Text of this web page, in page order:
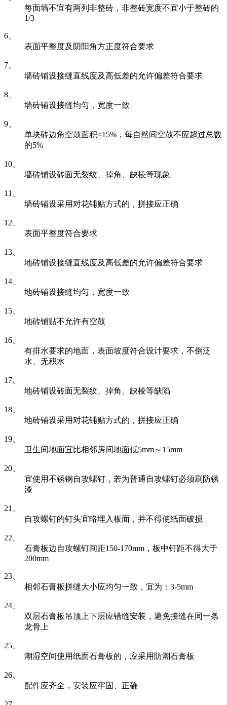
每面墙不宜有两列非整砖，非整砖宽度不宜小于整砖的
1/3
6、
表面平整度及阴阳角方正度符合要求
7、
墙砖铺设接缝直线度及高低差的允许偏差符合要求
8、
墙砖铺设接缝均匀，宽度一致
9、
单块砖边角空鼓面积≤15%，每自然间空鼓不应超过总数
的5%
10、
墙砖铺设砖面无裂纹、掉角、缺棱等现象
11、
墙砖铺设采用对花铺贴方式的，拼接应正确
12、
表面平整度符合要求
13、
地砖铺设接缝直线度及高低差的允许偏差符合要求
14、
地砖铺设接缝均匀，宽度一致
15、
地砖铺贴不允许有空鼓
16、
有排水要求的地面，表面坡度符合设计要求，不倒泛
水、无积水
17、
地砖铺设砖面无裂纹、掉角、缺棱等缺陷
18、
地砖铺设采用对花铺贴方式的，拼接应正确
19、
卫生间地面宜比相邻房间地面低5mm～15mm
20、
宜使用不锈钢自攻螺钉，若为普通自攻螺钉必须刷防锈
漆
21、
自攻螺钉的钉头宜略埋入板面，并不得使纸面破损
22、
石膏板边自攻螺钉间距150-170mm，板中钉距不得大于
200mm
23、
相邻石膏板拼缝大小应均匀一致，宜为：3-5mm
24、
双层石膏板吊顶上下层应错缝安装，避免接缝在同一条
龙骨上
25、
潮湿空间使用纸面石膏板的，应采用防潮石膏板
26、
配件应齐全，安装应牢固、正确